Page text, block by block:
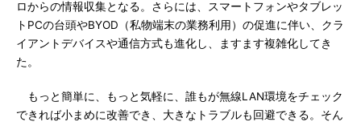
ロからの情報収集となる。さらには、スマートフォンやタブレッ
トPCの台頭やBYOD（私物端末の業務利用）の促進に伴い、クラ
イアントデバイスや通信方式も進化し、ますます複雑化してき
た。
もっと簡単に、もっと気軽に、誰もが無線LAN環境をチェック
できれば小まめに改善でき、大きなトラブルも回避できる。そん